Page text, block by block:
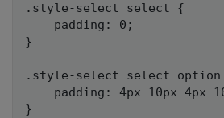
.style-select select {
    padding: 0;
}
.style-select select
padding: 4px 10px 4px
}